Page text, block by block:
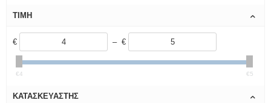
ΤΙΜΉ
€ – €
€4 €5
ΚΑΤΑΣΚΕΥΑΣΤΉΣ